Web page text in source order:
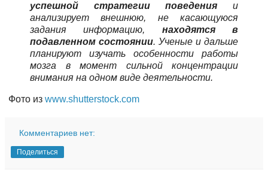
успешной стратегии поведения и
анализирует внешнюю, не касающуюся
задания информацию, находятся в
подавленном состоянии. Ученые и дальше
планируют изучать особенности работы
мозга в момент сильной концентрации
внимания на одном виде деятельности.
Фото из www.shutterstock.com
Комментариев нет:
Поделиться